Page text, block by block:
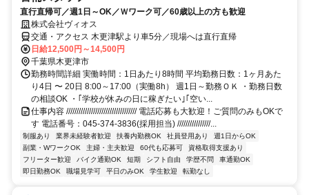
直行直帰可／週1日～OK／Ｗワーク可／60歳以上の方も歓迎
株式会社ヴィオス
交通・アクセス 木更津駅より車5分／現場へは直行直帰
日給12,500円～14,500円
千葉県木更津市
勤務時間詳細 実働時間：1日あたり8時間 平均勤務日数：1ヶ月あた
り4日 〜 20日 8:00～17:00（実働8h） 週1日～勤務ＯＫ ・勤務日数
の相談OK ・｢学校が休みの日に稼ぎたい｣｢空い...
仕事内容 ////////////////////////////////// 電話応募も大歓迎！ご質問のみもOKで
す 電話番号：045-374-3836(採用担当) ////////////////...
制服あり 業界未経験者歓迎 扶養内勤務OK 社員登用あり
週1日からOK
副業・WワークOK
主婦・主夫歓迎 60代も応募可
資格取得支援あり
フリーター歓迎
バイク通勤OK 短期 シフト自由 学歴不問
車通勤OK
即日勤務OK
職場見学可 平日のみOK 学生歓迎 転勤なし